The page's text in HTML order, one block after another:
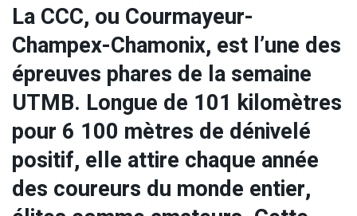
La CCC, ou Courmayeur-
Champex-Chamonix, est l’une des
épreuves phares de la semaine
UTMB. Longue de 101 kilomètres
pour 6 100 mètres de dénivelé
positif, elle attire chaque année
des coureurs du monde entier,